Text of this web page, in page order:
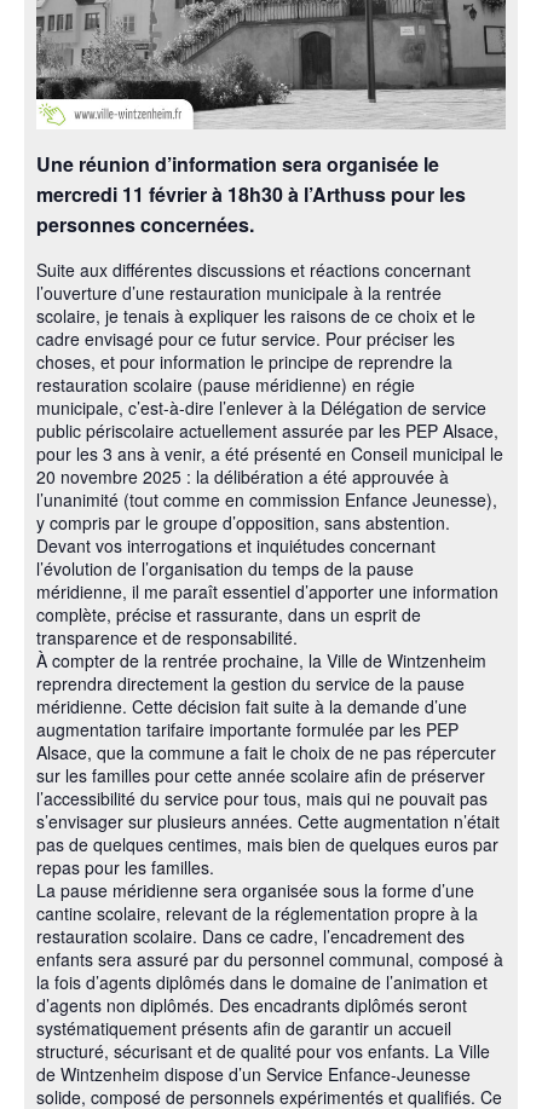
Une réunion d’information sera organisée le
mercredi 11 février à 18h30 à l’Arthuss pour les
personnes concernées.
Suite aux différentes discussions et réactions concernant
l’ouverture d’une restauration municipale à la rentrée
scolaire, je tenais à expliquer les raisons de ce choix et le
cadre envisagé pour ce futur service. Pour préciser les
choses, et pour information le principe de reprendre la
restauration scolaire (pause méridienne) en régie
municipale, c’est-à-dire l’enlever à la Délégation de service
public périscolaire actuellement assurée par les PEP Alsace,
pour les 3 ans à venir, a été présenté en Conseil municipal le
20 novembre 2025 : la délibération a été approuvée à
l’unanimité (tout comme en commission Enfance Jeunesse),
y compris par le groupe d’opposition, sans abstention.
Devant vos interrogations et inquiétudes concernant
l’évolution de l’organisation du temps de la pause
méridienne, il me paraît essentiel d’apporter une information
complète, précise et rassurante, dans un esprit de
transparence et de responsabilité.
À compter de la rentrée prochaine, la Ville de Wintzenheim
reprendra directement la gestion du service de la pause
méridienne. Cette décision fait suite à la demande d’une
augmentation tarifaire importante formulée par les PEP
Alsace, que la commune a fait le choix de ne pas répercuter
sur les familles pour cette année scolaire afin de préserver
l’accessibilité du service pour tous, mais qui ne pouvait pas
s’envisager sur plusieurs années. Cette augmentation n’était
pas de quelques centimes, mais bien de quelques euros par
repas pour les familles.
La pause méridienne sera organisée sous la forme d’une
cantine scolaire, relevant de la réglementation propre à la
restauration scolaire. Dans ce cadre, l’encadrement des
enfants sera assuré par du personnel communal, composé à
la fois d’agents diplômés dans le domaine de l’animation et
d’agents non diplômés. Des encadrants diplômés seront
systématiquement présents afin de garantir un accueil
structuré, sécurisant et de qualité pour vos enfants. La Ville
de Wintzenheim dispose d’un Service Enfance-Jeunesse
solide, composé de personnels expérimentés et qualifiés. Ce